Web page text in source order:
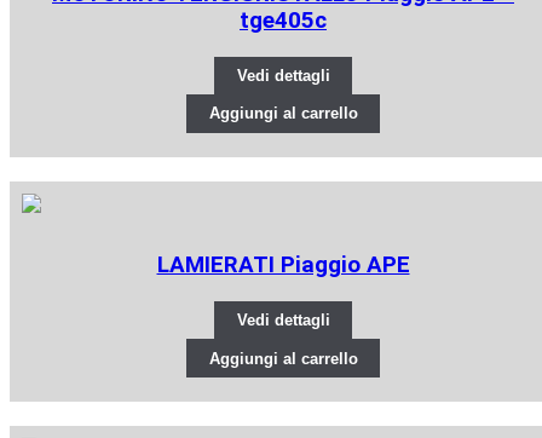
tge405c
Vedi dettagli
Aggiungi al carrello
LAMIERATI Piaggio APE
Vedi dettagli
Aggiungi al carrello